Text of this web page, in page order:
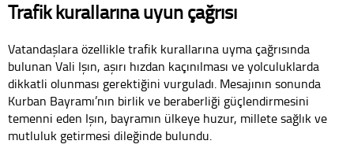
Trafik kurallarına uyun çağrısı
Vatandaşlara özellikle trafik kurallarına uyma çağrısında
bulunan Vali Işın, aşırı hızdan kaçınılması ve yolculuklarda
dikkatli olunması gerektiğini vurguladı. Mesajının sonunda
Kurban Bayramı’nın birlik ve beraberliği güçlendirmesini
temenni eden Işın, bayramın ülkeye huzur, millete sağlık ve
mutluluk getirmesi dileğinde bulundu.